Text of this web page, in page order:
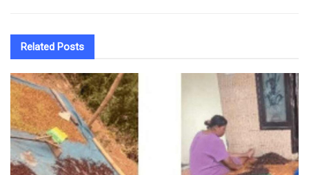
Related Posts